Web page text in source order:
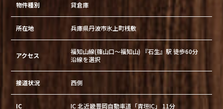
物件種別 貸倉庫
所在地 兵庫県丹波市氷上町桟敷
アクセス
福知山線(篠山口～福知山) 『石生』駅 徒歩60分
沿線を選択
接道状況 西側
IC IC 北近畿豊岡自動車道「青垣IC」 11分